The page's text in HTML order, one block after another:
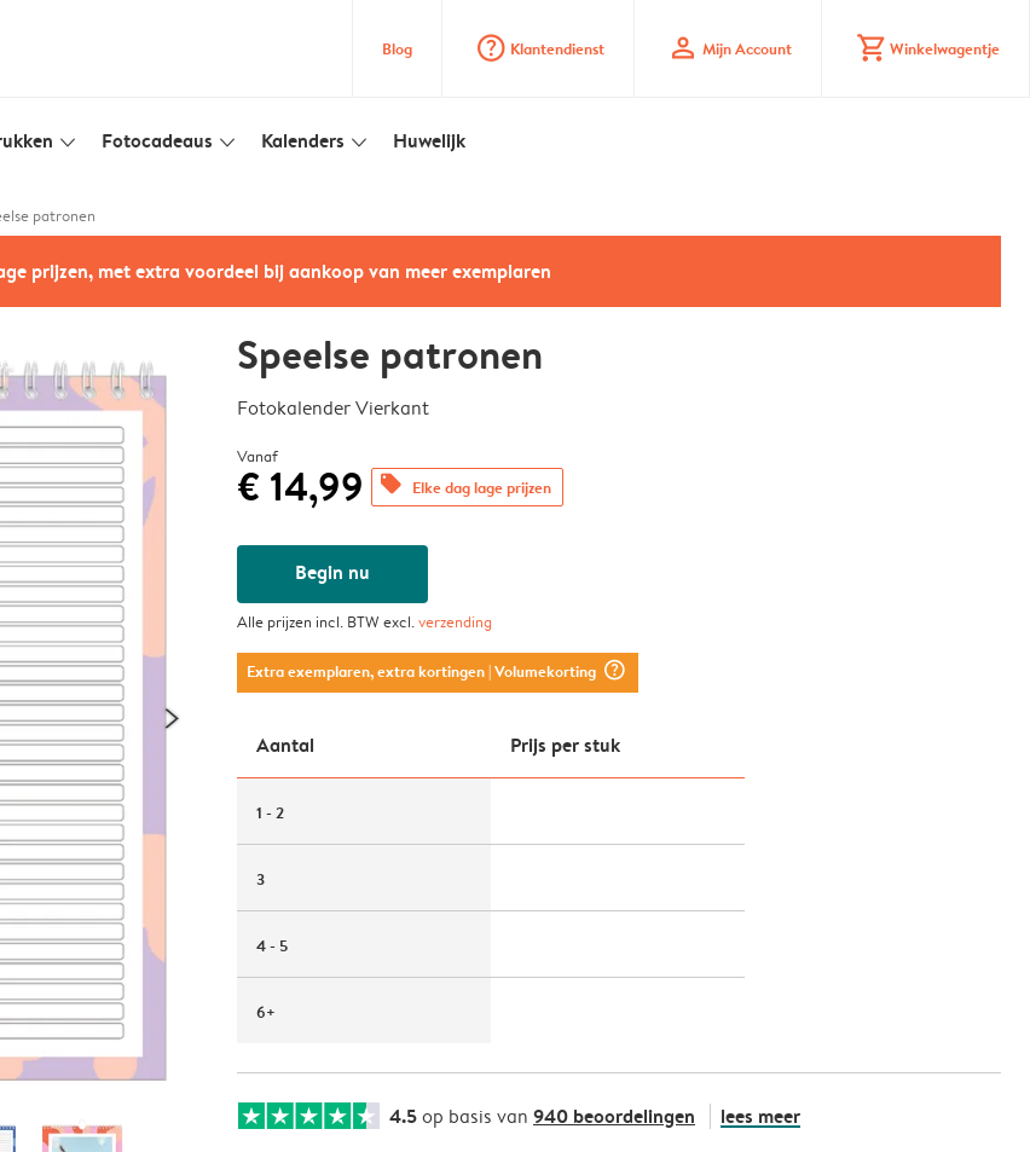
Blog question_mark_circle Klantendienst profile Mijn Account shopping_cart Winkelwagentje
slim_arrow_down Fotocadeaus slim_arrow_down Kalenders slim_arrow_down Huwelijk
patronen
prijzen, met extra voordeel bij aankoop van meer exemplaren
Speelse patronen
Fotokalender Vierkant
Vanaf
€ 14,99 offers Elke dag lage prijzen
Begin nu
Alle prijzen incl. BTW excl.verzending
Extra exemplaren, extra kortingen| Volumekorting question_mark_circle
Aantal Prijs per stuk
1 - 2
3
4 - 5
6+
4.5op basis van 940 beoordelingen lees meer